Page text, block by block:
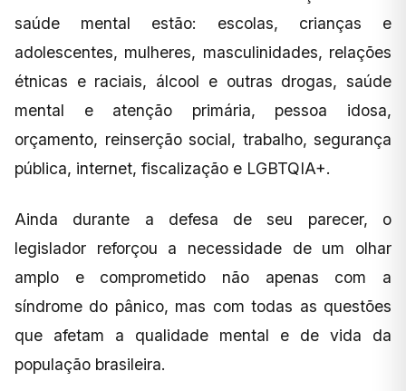
saúde mental estão: escolas, crianças e
adolescentes, mulheres, masculinidades, relações
étnicas e raciais, álcool e outras drogas, saúde
mental e atenção primária, pessoa idosa,
orçamento, reinserção social, trabalho, segurança
pública, internet, fiscalização e LGBTQIA+.
Ainda durante a defesa de seu parecer, o
legislador reforçou a necessidade de um olhar
amplo e comprometido não apenas com a
síndrome do pânico, mas com todas as questões
que afetam a qualidade mental e de vida da
população brasileira.